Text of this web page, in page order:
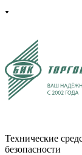
Технические
безопасности